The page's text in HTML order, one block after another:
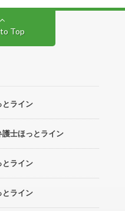
Top
とライン
士ほっとライン
とライン
とライン